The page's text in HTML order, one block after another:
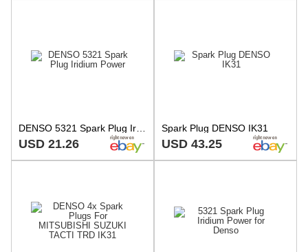
DENSO 5321 Spark Plug Iridium Power
USD 21.26
Spark Plug DENSO IK31
USD 43.25